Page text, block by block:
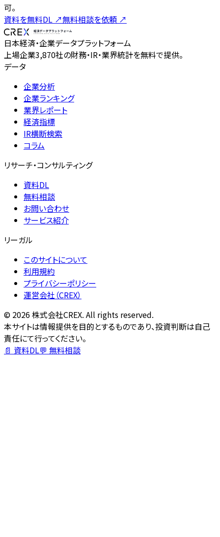
可。
資料を無料DL ↗無料相談を依頼 ↗
日本経済・企業データプラットフォーム
上場企業3,870社の財務・IR・業界統計を無料で提供。
データ
企業分析
企業ランキング
業界レポート
経済指標
IR横断検索
コラム
リサーチ・コンサルティング
資料DL
無料相談
お問い合わせ
サービス紹介
リーガル
このサイトについて
利用規約
プライバシーポリシー
運営会社（CREX）
© 2026株式会社CREX. All rights reserved.
本サイトは情報提供を目的とするものであり、投資判断は自己
責任にて行ってください。
📄 資料DL💬 無料相談